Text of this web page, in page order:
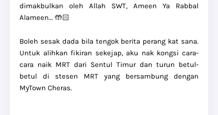
dimakbulkan oleh Allah SWT, Ameen Ya Rabbal
Alameen... 🤲🏻
Boleh sesak dada bila tengok berita perang kat sana.
Untuk alihkan fikiran sekejap, aku nak kongsi cara-
cara naik MRT dari Sentul Timur dan turun betul-
betul di stesen MRT yang bersambung dengan
MyTown Cheras.